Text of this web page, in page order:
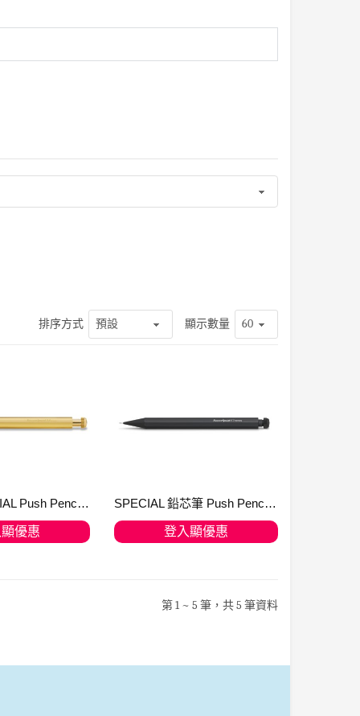
排序方式 顯示數量
2.0mm SPECIAL Push Pencil 鉛芯筆 Brass, no eraser 10001389
優惠
SPECIAL 鉛芯筆 Push Pencil Black (0.3mm, 0.5mm, 0.7mm, 0.9mm and 2.0mm available)
登入顯優惠
第 1 ~ 5 筆，共 5 筆資料